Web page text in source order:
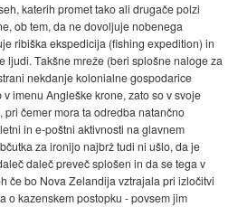
katerih promet tako ali drugače polzi
ob tem, da ne dovoljuje nobenega
ribiška ekspedicija (fishing expedition) in
ljudi. Takšne mreže (beri splošne naloge za
nekdanje kolonialne gospodarice
imenu Angleške krone, zato so v svoje
čemer mora ta odredba natančno
in e-poštni aktivnosti na glavnem
za ironijo najbrž tudi ni ušlo, da je
daleč preveč splošen in da se tega v
če bo Nova Zelandija vztrajala pri izločitvi
o kazenskem postopku - povsem jim